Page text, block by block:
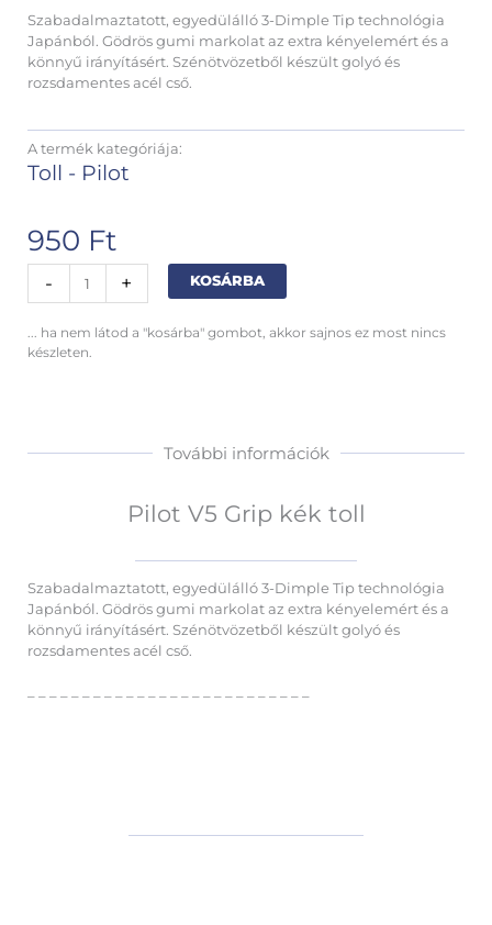
Szabadalmaztatott, egyedülálló 3-Dimple Tip technológia
Japánból. Gödrös gumi markolat az extra kényelemért és a
könnyű irányításért. Szénötvözetből készült golyó és
rozsdamentes acél cső.
A termék kategóriája:
Toll - Pilot
950 Ft
-
kék
toll
+ KOSÁRBA
... ha nem látod a "kosárba" gombot, akkor sajnos ez most nincs
készleten.
További információk
Pilot V5 Grip kék toll
Szabadalmaztatott, egyedülálló 3-Dimple Tip technológia
Japánból. Gödrös gumi markolat az extra kényelemért és a
könnyű irányításért. Szénötvözetből készült golyó és
rozsdamentes acél cső.
– – – – – – – – – – – – – – – – – – – – – – – – – –